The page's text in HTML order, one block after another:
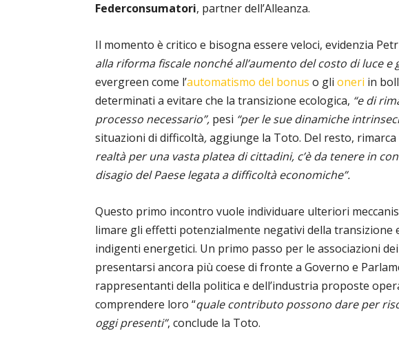
Federconsumatori, partner dell’Alleanza.
Il momento è critico e bisogna essere veloci, evidenzia
alla riforma fiscale nonché all’aumento del costo di luce e
evergreen come l’automatismo del bonus o gli oneri in
determinati a evitare che la transizione ecologica, “e di
processo necessario”, pesi “per le sue dinamiche
situazioni di difficoltà,aggiunge la Toto. Del resto,
realtà per una vasta platea di cittadini, c’è da tenere in
disagio del Paese legata a difficoltà economiche”.
Questo primo incontro vuole individuare ulteriori
limare gli effetti potenzialmente negativi della transizione
indigenti energetici. Un primo passo per le associazioni
presentarsi ancora più coese di fronte a Governo e
rappresentanti della politica e dell’industria proposte
comprendere loro “quale contributo possono dare per
oggi presenti”, conclude la Toto.